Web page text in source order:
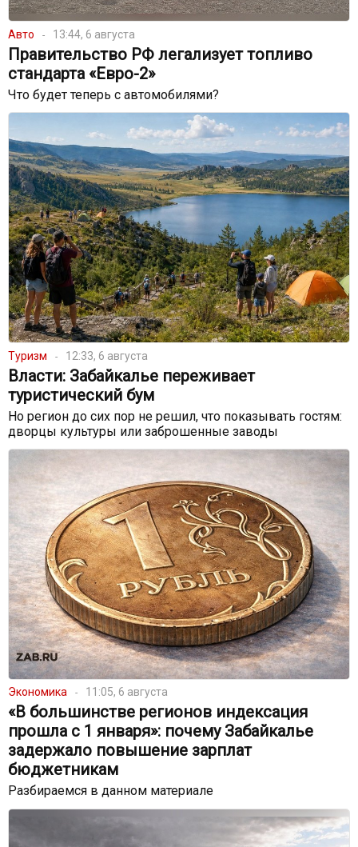
Авто 13:44, 6 августа
Правительство РФ легализует топливо
стандарта «Евро-2»
Что будет теперь с автомобилями?
Туризм 12:33, 6 августа
Власти: Забайкалье переживает
туристический бум
Но регион до сих пор не решил, что показывать гостям:
дворцы культуры или заброшенные заводы
Экономика 11:05, 6 августа
«В большинстве регионов индексация
прошла с 1 января»: почему Забайкалье
задержало повышение зарплат
бюджетникам
Разбираемся в данном материале